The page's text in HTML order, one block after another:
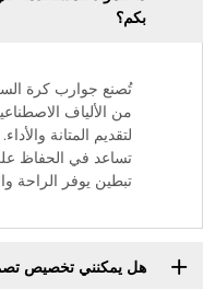
بكم؟
تُصنع جوارب كرة
من الألياف
لتقديم المتانة
تساعد في الحفاظ
تبطين يوفر الراحة
هل يمكنني تخصيص